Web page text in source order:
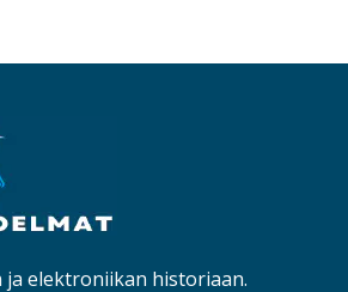
ja elektroniikan historiaan.